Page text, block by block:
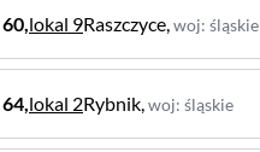
60,lokal 9Raszczyce,woj: śląskie
64,lokal 2Rybnik,woj: śląskie